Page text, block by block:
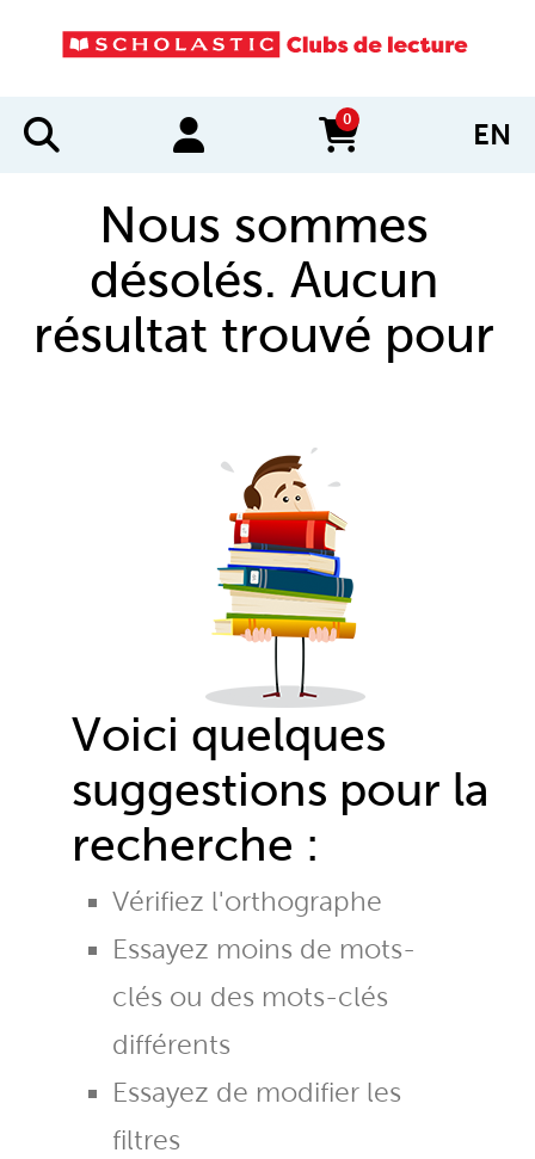
0
items in cart EN
Nous sommes
désolés. Aucun
résultat trouvé pour
Voici quelques
suggestions pour la
recherche :
Vérifiez l'orthographe
Essayez moins de mots-
clés ou des mots-clés
différents
Essayez de modifier les
filtres